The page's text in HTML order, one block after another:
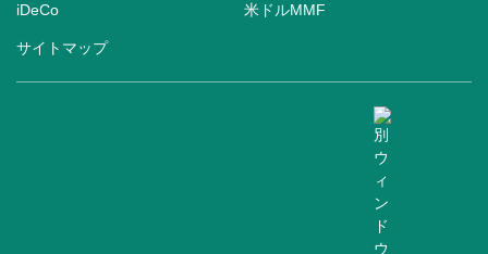
iDeCo 米ドルMMF
サイトマップ